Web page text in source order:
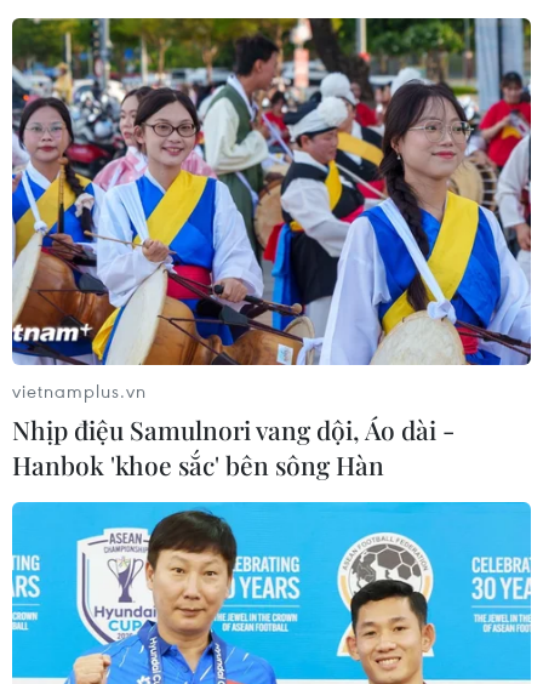
TIN CÙNG CHUYÊN MỤC
Tổng thống Mỹ Donald Trump nói
còn quá sớm để bàn về người kế
nhiệm
07/08/2026 06:29
vietnamplus.vn
Nhịp điệu Samulnori vang dội, Áo dài -
Hanbok 'khoe sắc' bên sông Hàn